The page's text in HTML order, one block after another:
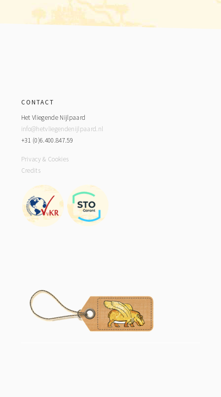
CONTACT
Het Vliegende Nijlpaard
info@hetvliegendenijlpaard.nl
+31 (0)6.400.847.59
Privacy & Cookies
Credits